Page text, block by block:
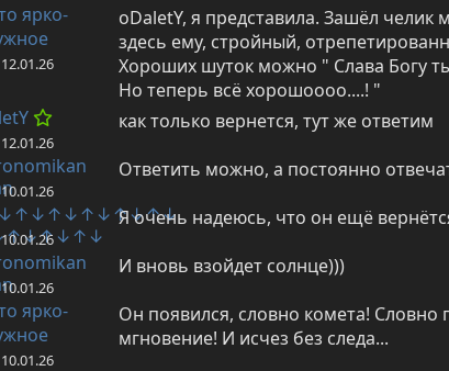
ярко-
oDaletY, я представила. Зашёл челик
здесь ему, стройный,
Хороших шуток можно " Слава Богу
Но теперь всё хорошоооо....! "
как только вернется, тут же ответим
Ответить можно, а постоянно
Я очень надеюсь, что он ещё
И вновь взойдет солнце)))
ярко-
Он появился, словно комета!
мгновение! И исчез без следа...